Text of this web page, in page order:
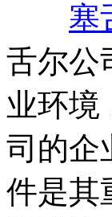
塞
舌尔公
业环境
司的企
件是其